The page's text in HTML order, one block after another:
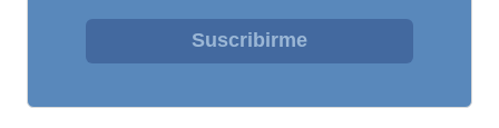
Suscribirme